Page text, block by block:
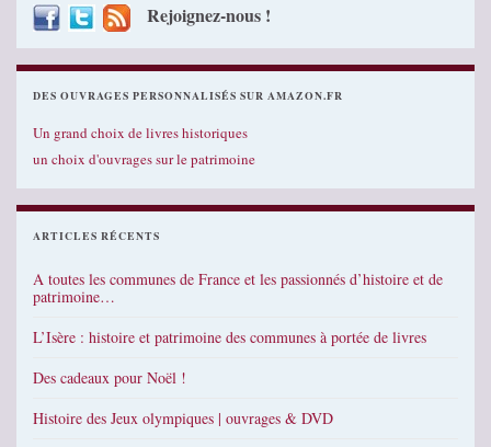
Rejoignez-nous !
DES OUVRAGES PERSONNALISÉS SUR AMAZON.FR
Un grand choix de livres historiques
un choix d'ouvrages sur le patrimoine
ARTICLES RÉCENTS
A toutes les communes de France et les passionnés d’histoire et de
patrimoine…
L’Isère : histoire et patrimoine des communes à portée de livres
Des cadeaux pour Noël !
Histoire des Jeux olympiques | ouvrages & DVD